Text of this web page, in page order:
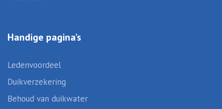
Handige pagina’s
Ledenvoordeel
Duikverzekering
Behoud van duikwater